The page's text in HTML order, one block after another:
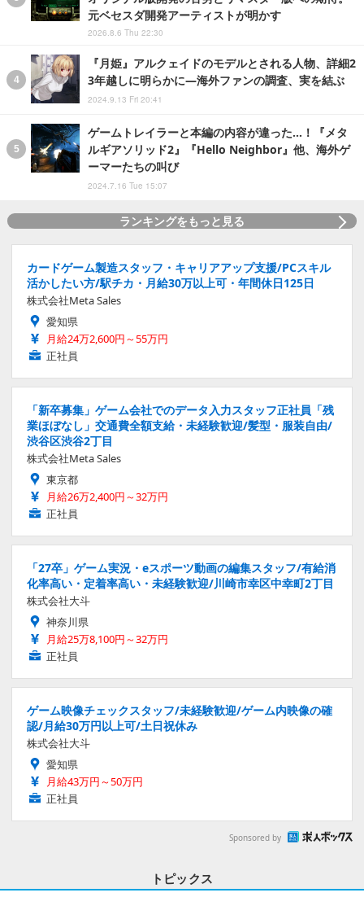
元ベセスダ開発アーティストが明かす
2026.8.6 Thu 22:30
『月姫』アルクェイドのモデルとされる人物、詳細2
3年越しに明らかに―海外ファンの調査、実を結ぶ
2024.9.13 Fri 20:41
ゲームトレイラーと本編の内容が違った…！『メタ
ルギアソリッド2』『Hello Neighbor』他、海外ゲ
ーマーたちの叫び
2024.7.16 Tue 15:07
ランキングをもっと見る
カードゲーム製造スタッフ・キャリアアップ支援/PCスキル
活かしたい方/駅チカ・月給30万以上可・年間休日125日
株式会社Meta Sales
愛知県
月給24万2,600円～55万円
正社員
「新卒募集」ゲーム会社でのデータ入力スタッフ正社員「残
業ほぼなし」交通費全額支給・未経験歓迎/髪型・服装自由/
渋谷区渋谷2丁目
株式会社Meta Sales
東京都
月給26万2,400円～32万円
正社員
「27卒」ゲーム実況・eスポーツ動画の編集スタッフ/有給消
化率高い・定着率高い・未経験歓迎/川崎市幸区中幸町2丁目
株式会社大斗
神奈川県
月給25万8,100円～32万円
正社員
ゲーム映像チェックスタッフ/未経験歓迎/ゲーム内映像の確
認/月給30万円以上可/土日祝休み
株式会社大斗
愛知県
月給43万円～50万円
正社員
Sponsored by
トピックス